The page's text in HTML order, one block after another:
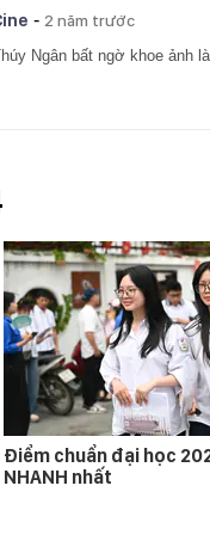
- 2 năm trước
Ngân bất ngờ khoe ảnh
Điểm chuẩn đại học
NHANH nhất